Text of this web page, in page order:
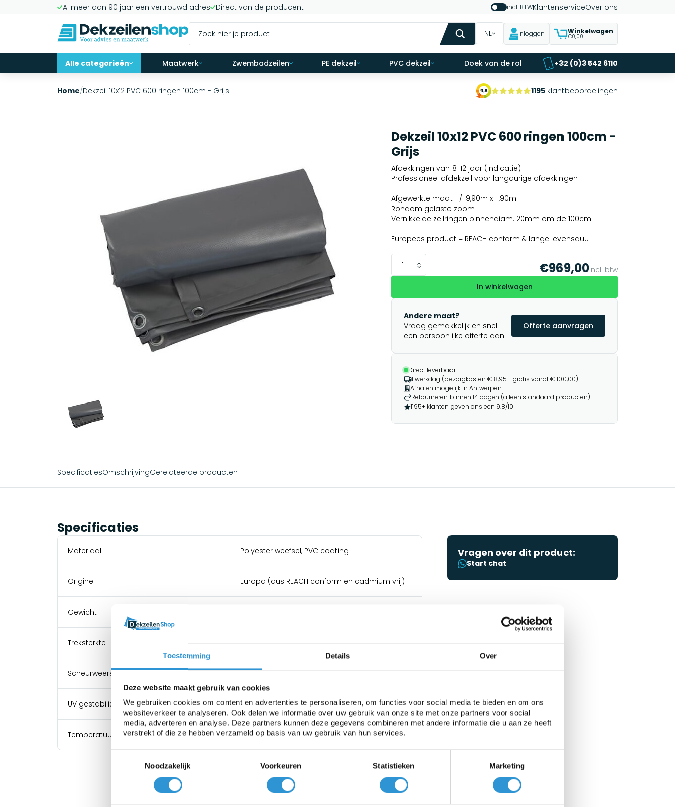
Toestemming Details Over
Deze website maakt gebruik van cookies
We gebruiken cookies om content en advertenties te personaliseren, om functies voor social media te bieden en om ons
websiteverkeer te analyseren. Ook delen we informatie over uw gebruik van onze site met onze partners voor social
media, adverteren en analyse. Deze partners kunnen deze gegevens combineren met andere informatie die u aan ze heeft
verstrekt of die ze hebben verzameld op basis van uw gebruik van hun services.
Noodzakelijk
Voorkeuren Statistieken Marketing
Al meer dan 90 jaar een vertrouwd adres Direct van de producent incl. BTWKlantenserviceOver ons
NL Inloggen Winkelwagen
€0,00
Alle categorieën Maatwerk Zwembadzeilen PE dekzeil PVC dekzeil Doek van de rol +32 (0)3 542 6110
Home/Dekzeil 10x12 PVC 600 ringen 100cm - Grijs 1195 klantbeoordelingen
Dekzeil 10x12 PVC 600 ringen 100cm -
Grijs
Afdekkingen van 8-12 jaar (indicatie)
Professioneel afdekzeil voor langdurige afdekkingen
Afgewerkte maat +/-9,90m x 11,90m
Rondom gelaste zoom
Vernikkelde zeilringen binnendiam. 20mm om de 100cm
Europees product = REACH conform & lange levensduu
€969,00incl. btw
In winkelwagen
Andere maat?
Vraag gemakkelijk en snel
een persoonlijke offerte aan.
Offerte aanvragen
Direct leverbaar
1 werkdag (bezorgkosten € 8,95 - gratis vanaf € 100,00)
Afhalen mogelijk in Antwerpen
Retourneren binnen 14 dagen (alleen standaard producten)
1195+ klanten geven ons een 9.8/10
SpecificatiesOmschrijvingGerelateerde producten
Specificaties
Materiaal Polyester weefsel, PVC coating
Origine Europa (dus REACH conform en cadmium vrij)
Gewicht
Treksterkte 2000 N/5cm
Scheurweerstand 200 N
UV gestabiliseerd Ja
Temperatuurbestendigheid -30 tot +70°C
Vragen over dit product:
Start chat